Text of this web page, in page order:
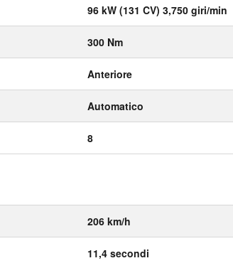
96 kW (131 CV) 3,750 giri/min
300 Nm
Anteriore
Automatico
8
206 km/h
11,4 secondi